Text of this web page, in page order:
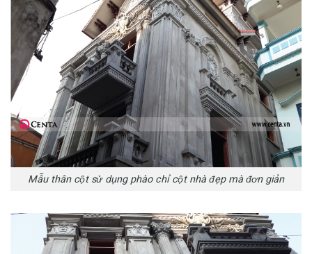
Mẫu thân cột sử dụng phào chỉ cột nhà đẹp mà đơn giản